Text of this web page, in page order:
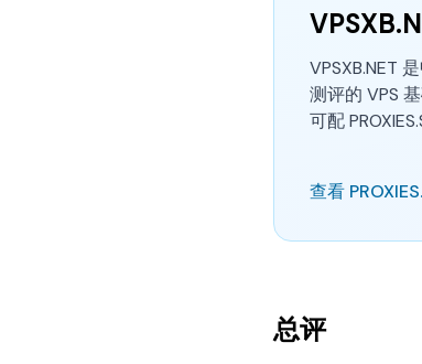
VPSXB.NET 是
测评的 VPS
可配
查看
总评